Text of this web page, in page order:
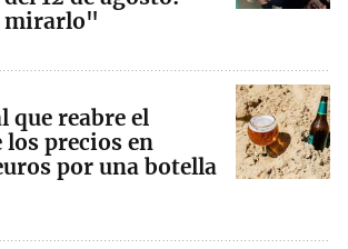
mirarlo"
que reabre el
los precios en
por una botella